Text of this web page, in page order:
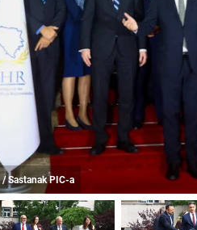
Sastanak PIC-a